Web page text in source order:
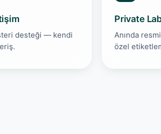
desteği — kendi
Private
Anında
özel